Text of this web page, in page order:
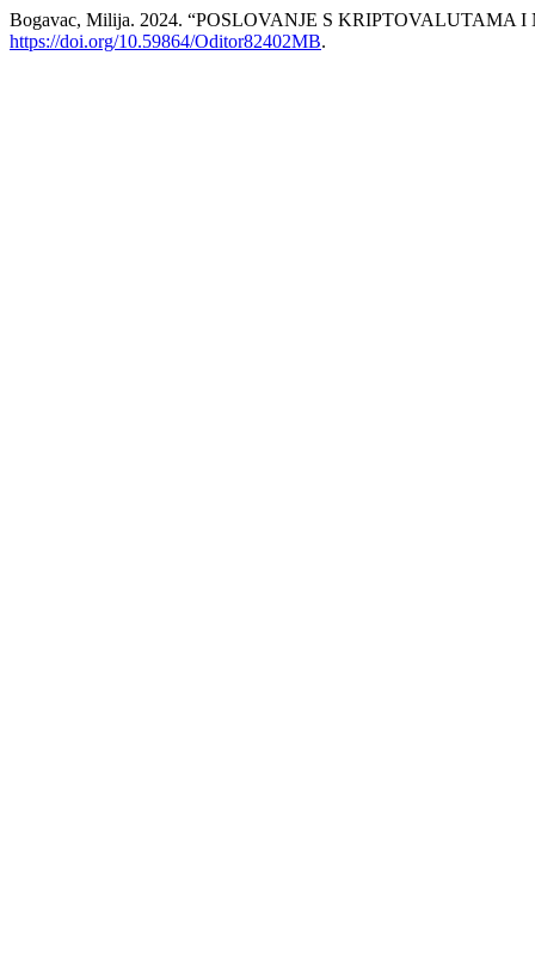
Bogavac, Milija. 2024. “POSLOVANJE S KRIPTOVALUTAMA
https://doi.org/10.59864/Oditor82402MB.